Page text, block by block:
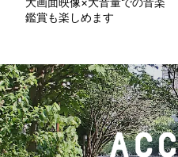
鑑賞も楽しめます